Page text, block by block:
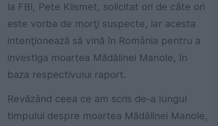
la FBI, Pete Klismet, solicitat ori de câte ori
este vorba de morţi suspecte, iar acesta
intenţionează să vină în România pentru a
investiga moartea Mădălinei Manole, în
baza respectivului raport.
Revăzând ceea ce am scris de-a lungul
timpului despre moartea Mădălinei Manole,